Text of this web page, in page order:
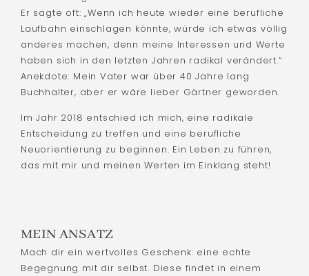
Er sagte oft: „Wenn ich heute wieder eine berufliche
Laufbahn einschlagen könnte, würde ich etwas völlig
anderes machen, denn meine Interessen und Werte
haben sich in den letzten Jahren radikal verändert.“
Anekdote: Mein Vater war über 40 Jahre lang
Buchhalter, aber er wäre lieber Gärtner geworden.
Im Jahr 2018 entschied ich mich, eine radikale
Entscheidung zu treffen und eine berufliche
Neuorientierung zu beginnen. Ein Leben zu führen,
das mit mir und meinen Werten im Einklang steht!
MEIN ANSATZ
Mach dir ein wertvolles Geschenk: eine echte
Begegnung mit dir selbst. Diese findet in einem